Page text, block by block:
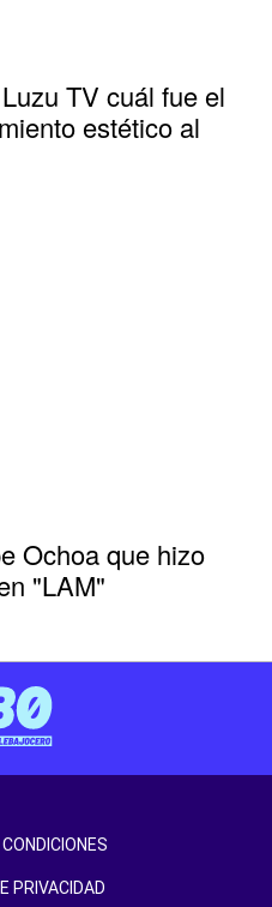
TV cuál fue el
estético al
Ochoa que hizo
"LAM"
PRIVACIDAD